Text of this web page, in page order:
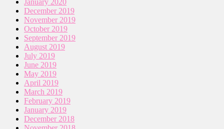
January 2020
December 2019
November 2019
October 2019
September 2019
August 2019
July 2019
June 2019
May 2019
April 2019
March 2019
February 2019
January 2019
December 2018